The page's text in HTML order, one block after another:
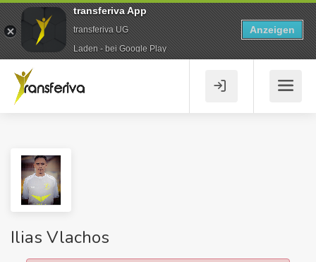
Ilias Vlachos
transferiva App
transferiva UG
Laden - bei Google Play
Anzeigen